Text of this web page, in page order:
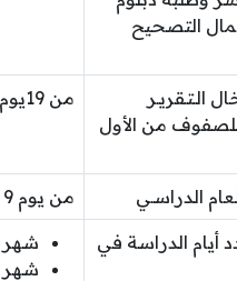
التصحيح
الـتـقريـر
من الأول
من 19يوم يناير/كانون الثاني 2025
الدراسـي من يوم 9 فبراير/شباط 2025
أيام الدراسة في
شهر
شهر